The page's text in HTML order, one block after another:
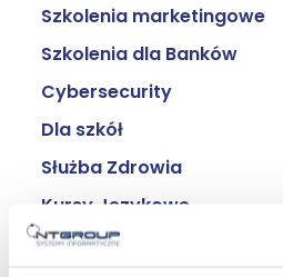
Share Point
Power BI
Power Query
Data & AI
Office365
Server Virtualization
Security
SCRUM
JIRA
Adobe
Corel
Skład, łamanie,
Szkolenia dla kadry
Szkolenia dla działu zakupów
Szkolenia dla zespołów
Szkolenia dla nauczycieli
Szkolenia marketingowe
Social media
Szkolenia dla Banków
AML
Bezpieczeństwo Bank
Cybersecurity
Cybersecurity dla IT
Cybersecurity dla
RODO
Dla szkół
Canva
Sztuczna inteligencja
Blok ogólny
Służba Zdrowia
Kursy Językowe
Sztuczna inteligencja